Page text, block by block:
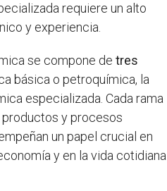
requiere un alto
y experiencia.
se compone de tres
básica o petroquímica, la
especializada. Cada rama
y procesos
un papel crucial en
y en la vida cotidiana